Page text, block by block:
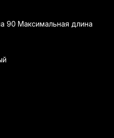
90 Максимальная длина